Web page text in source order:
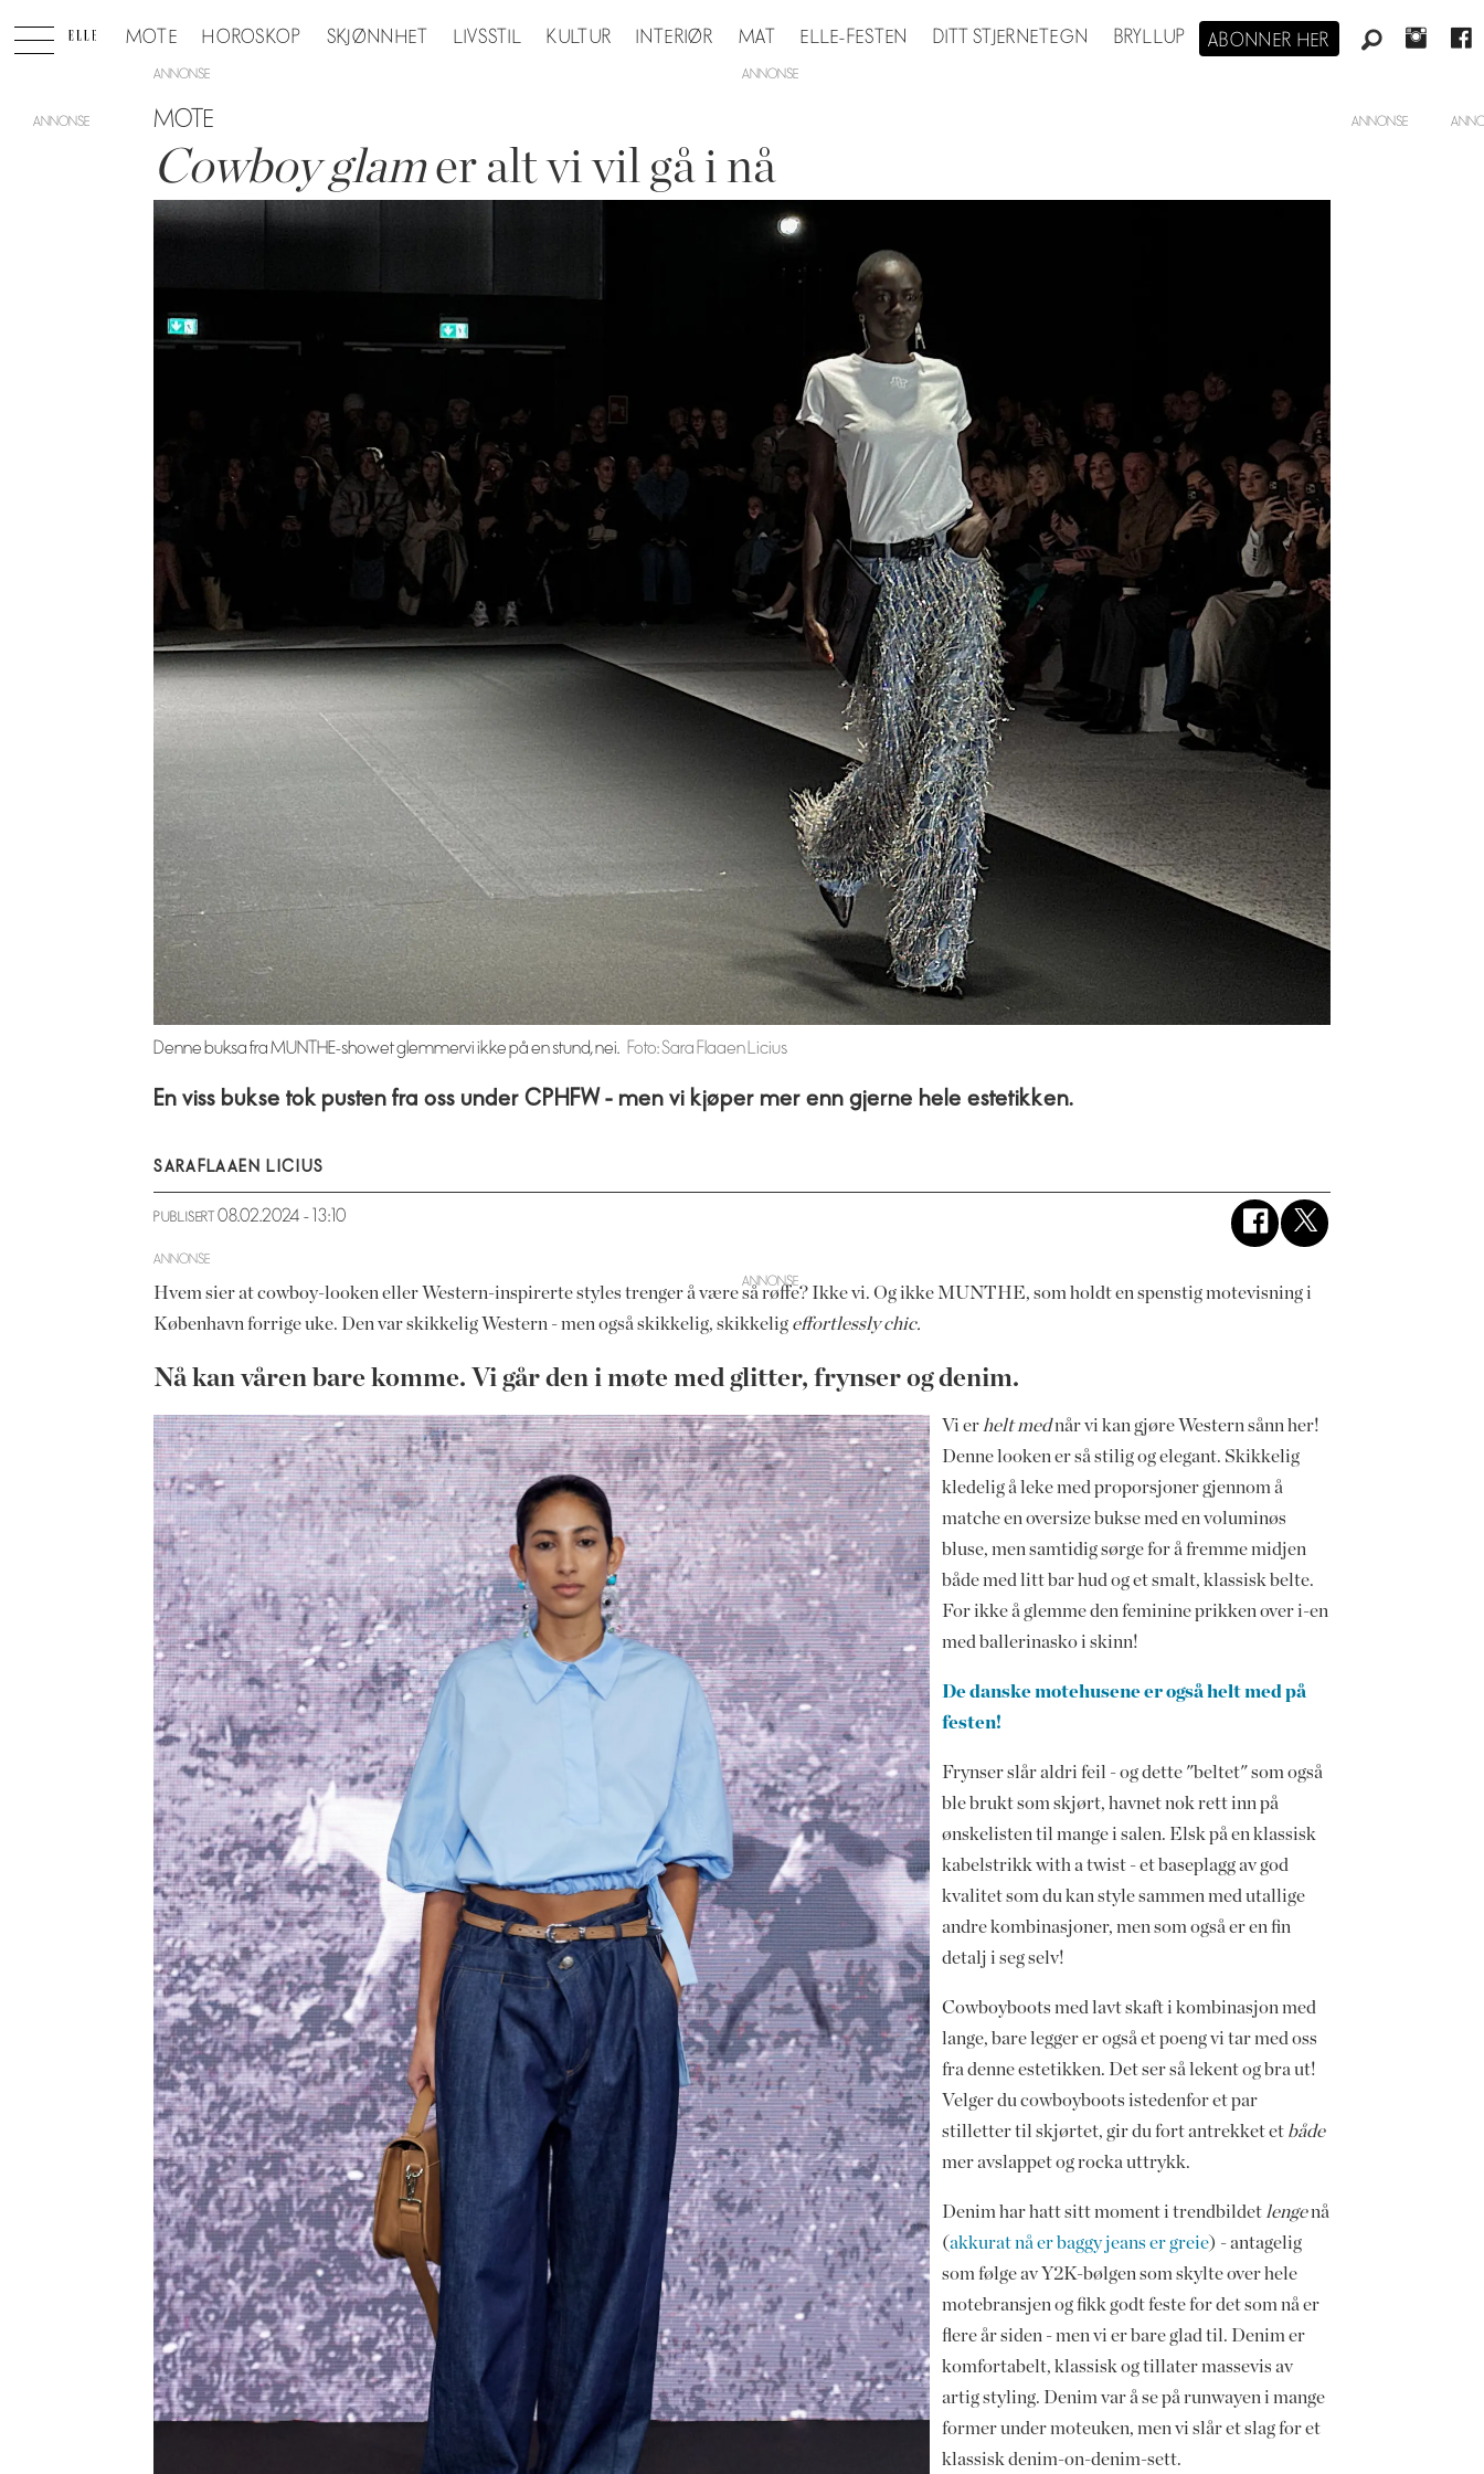
MOTE HOROSKOP SKJØNNHET LIVSSTIL KULTUR INTERIØR MAT ELLE-FESTEN DITT STJERNETEGN BRYLLUP ABONNER HER
ANNONSE
MOTE
Cowboy glamer alt vi vil gå i nå
Denne buksa fra MUNTHE-showet glemmer vi ikke på en stund, nei. Foto: Sara Flaaen Licius
En viss bukse tok pusten fra oss under CPHFW - men vi kjøper mer enn gjerne hele estetikken.
SARA FLAAEN LICIUS
PUBLISERT 08.02.2024 - 13:10
ANNONSE
Hvem sier at cowboy-looken eller Western-inspirerte styles trenger å være så røffe? Ikke vi. Og ikke MUNTHE, som holdt en spenstig motevisning i
København forrige uke. Den var skikkelig Western - men også skikkelig, skikkelig effortlessly chic.
Nå kan våren bare komme. Vi går den i møte med glitter, frynser og denim.
Vi er helt mednår vi kan gjøre Western sånn her!
Denne looken er så stilig og elegant. Skikkelig
kledelig å leke med proporsjoner gjennom å
matche en oversize bukse med en voluminøs
bluse, men samtidig sørge for å fremme midjen
både med litt bar hud og et smalt, klassisk belte.
For ikke å glemme den feminine prikken over i-en
med ballerinasko i skinn!
De danske motehusene er også helt med på
festen!
Frynser slår aldri feil - og dette "beltet" som også
ble brukt som skjørt, havnet nok rett inn på
ønskelisten til mange i salen. Elsk på en klassisk
kabelstrikk with a twist - et baseplagg av god
kvalitet som du kan style sammen med utallige
andre kombinasjoner, men som også er en fin
detalj i seg selv!
Cowboyboots med lavt skaft i kombinasjon med
lange, bare legger er også et poeng vi tar med oss
fra denne estetikken. Det ser så lekent og bra ut!
Velger du cowboyboots istedenfor et par
stilletter til skjørtet, gir du fort antrekket et både
mer avslappet og rocka uttrykk.
Denim har hatt sitt moment i trendbildet lengenå
(akkurat nå er baggy jeans er greie) - antagelig
som følge av Y2K-bølgen som skylte over hele
motebransjen og fikk godt feste for det som nå er
flere år siden - men vi er bare glad til. Denim er
komfortabelt, klassisk og tillater massevis av
artig styling. Denim var å se på runwayen i mange
former under moteuken, men vi slår et slag for et
klassisk denim-on-denim-sett.
ANNONSE